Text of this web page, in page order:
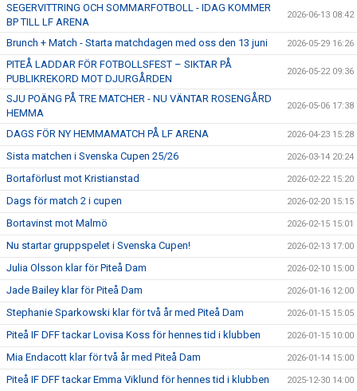
SEGERVITTRING OCH SOMMARFOTBOLL - IDAG KOMMER
BP TILL LF ARENA
2026-06-13 08:42
Brunch + Match - Starta matchdagen med oss den 13 juni 2026-05-29 16:26
PITEÅ LADDAR FÖR FOTBOLLSFEST – SIKTAR PÅ
PUBLIKREKORD MOT DJURGÅRDEN
2026-05-22 09:36
SJU POÄNG PÅ TRE MATCHER - NU VÄNTAR ROSENGÅRD
HEMMA
2026-05-06 17:38
DAGS FÖR NY HEMMAMATCH PÅ LF ARENA 2026-04-23 15:28
Sista matchen i Svenska Cupen 25/26 2026-03-14 20:24
Bortaförlust mot Kristianstad 2026-02-22 15:20
Dags för match 2 i cupen 2026-02-20 15:15
Bortavinst mot Malmö 2026-02-15 15:01
Nu startar gruppspelet i Svenska Cupen! 2026-02-13 17:00
Julia Olsson klar för Piteå Dam 2026-02-10 15:00
Jade Bailey klar för Piteå Dam 2026-01-16 12:00
Stephanie Sparkowski klar för två år med Piteå Dam 2026-01-15 15:05
Piteå IF DFF tackar Lovisa Koss för hennes tid i klubben 2026-01-15 10:00
Mia Endacott klar för två år med Piteå Dam 2026-01-14 15:00
Piteå IF DFF tackar Emma Viklund för hennes tid i klubben 2025-12-30 14:00